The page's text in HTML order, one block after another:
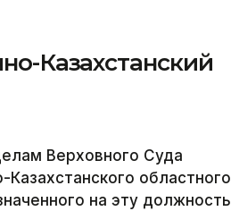
Казахстанский
Верховного Суда
областного
на эту должность